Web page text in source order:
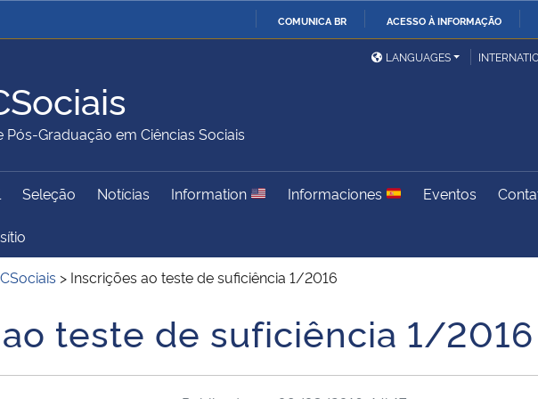
COMUNICA BR ACESSO À INFORMAÇÃO
da Justiça e
Ministério da Defesa
Ministério das Relações
Exteriores
da Educação
Ministério do Turismo
Institucional
LANGUAGES
Pós-Graduação em Ciências Sociais
Seleção Notícias Information Informaciones Eventos
> Inscrições ao teste de suficiência 1/2016
teste de suficiência 1/2016